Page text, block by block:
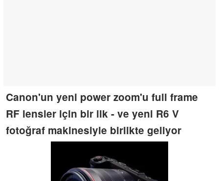
Canon'un yeni power zoom'u full frame
RF lensler için bir ilk - ve yeni R6 V
fotoğraf makinesiyle birlikte geliyor